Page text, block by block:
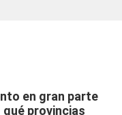
en gran parte
provincias